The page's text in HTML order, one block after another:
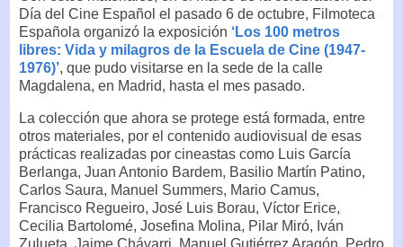
Día del Cine Español el pasado 6 de octubre, Filmoteca
Española organizó la exposición ‘Los 100 metros
libres: Vida y milagros de la Escuela de Cine (1947-
1976)’, que pudo visitarse en la sede de la calle
Magdalena, en Madrid, hasta el mes pasado.
La colección que ahora se protege está formada, entre
otros materiales, por el contenido audiovisual de esas
prácticas realizadas por cineastas como Luis García
Berlanga, Juan Antonio Bardem, Basilio Martín Patino,
Carlos Saura, Manuel Summers, Mario Camus,
Francisco Regueiro, José Luis Borau, Víctor Erice,
Cecilia Bartolomé, Josefina Molina, Pilar Miró, Iván